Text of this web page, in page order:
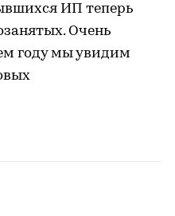
ИП теперь
Очень
году мы увидим